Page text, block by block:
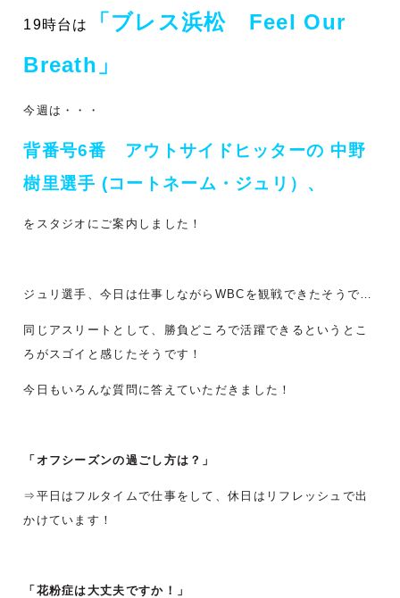
19時台は
「ブレス浜松 Feel Our
Breath」
今週は・・・
背番号6番 アウトサイドヒッターの 中野
樹里選手 (コートネーム・ジュリ ）、
をスタジオにご案内しました！
ジュリ選手、今日は仕事しながらWBCを観戦できたそうで…
同じアスリートとして、勝負どころで活躍できるというとこ
ろがスゴイと感じたそうです！
今日もいろんな質問に答えていただきました！
「オフシーズンの過ごし方は？ 」
⇒平日はフルタイムで仕事をして、休日はリフレッシュで出
かけています！
「花粉症は大丈夫ですか！」